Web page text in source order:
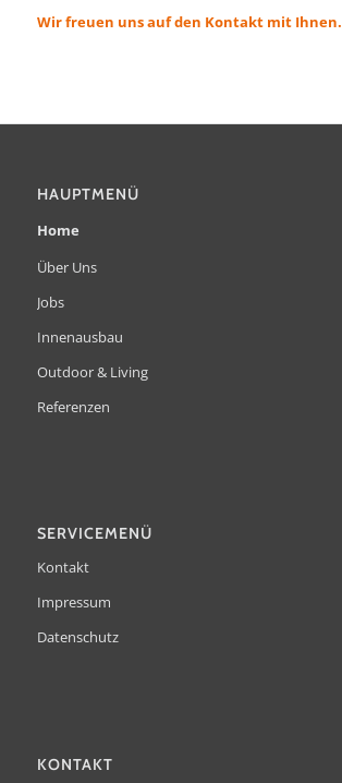
Wir freuen uns auf den Kontakt mit Ihnen.
HAUPTMENÜ
Home
Über Uns
Jobs
Innenausbau
Outdoor & Living
Referenzen
SERVICEMENÜ
Kontakt
Impressum
Datenschutz
KONTAKT